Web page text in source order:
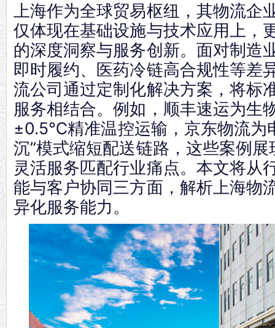
上海作为全球贸易枢纽，其物流企
仅体现在基础设施与技术应用上，
的深度洞察与服务创新。面对制造
即时履约、医药冷链高合规性等差
流公司通过定制化解决方案，将标
服务相结合。例如，顺丰速运为生
±0.5℃精准温控运输，京东物流为
沉”模式缩短配送链路，这些案例
灵活服务匹配行业痛点。本文将从
能与客户协同三方面，解析上海物
异化服务能力。